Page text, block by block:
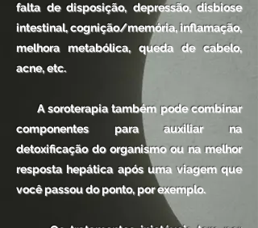
falta de disposição, depressão, disbiose
intestinal, cognição/memória, inflamação,
melhora metabólica, queda de cabelo,
acne, etc.
A soroterapia também pode combinar
componentes para auxiliar na
detoxificação do organismo ou na melhor
resposta hepática após uma viagem que
você passou do ponto, por exemplo.